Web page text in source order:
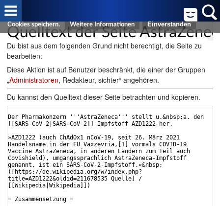
Cookies helfen uns bei der Bereitstellung von FreeWiki. Durch die
Nutzung von FreeWiki erklären Sie sich damit einverstanden, dass wir
Cookies speichern.
Weitere Informationen
Quelltext der Seite
Du bist aus dem folgenden Grund nicht berechtigt, die Seite zu
bearbeiten:
Diese Aktion ist auf Benutzer beschränkt, die einer der Gruppen
„Administratoren, Redakteur, sichter“ angehören.
Du kannst den Quelltext dieser Seite betrachten und kopieren.